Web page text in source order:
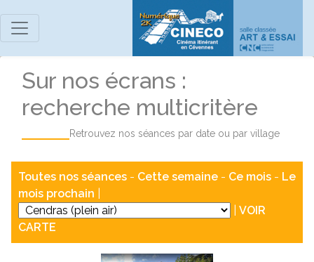
Sur nos écrans :
recherche multicritère
Retrouvez nos séances par date ou par village
Toutes nos séances - Cette semaine - Ce mois - Le
mois prochain
VOIR
CARTE